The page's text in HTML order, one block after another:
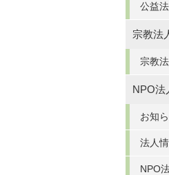
公益
宗教法
宗教
NPO法
お知
法人
NPO